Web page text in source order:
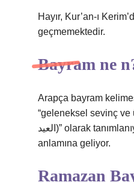
Hayır, Kur’an-ı
geçmemektedir.
Bayram ne
Arapça bayram
“geleneksel sevinç ve
العيد)” olarak tanımlanıyor ve “toplanma günü”
anlamına geliyor.
Ramazan